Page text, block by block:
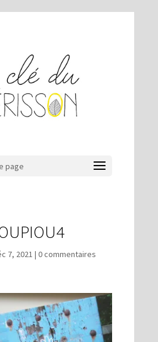
page
7, 2021 | 0 commentaires